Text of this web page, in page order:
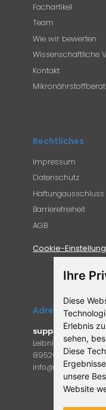
Ihre
Diese
Erlebnis
sehen,
Diese
unsere
Website
Fachartikel
Team
Wie wir bewerten
Wissenschaftliche
Kontakt
Rechtliches
Impressum
Datenschutz
Haftungausschluss
Barrierefreiheit
AGB
Cookie-
Adresse
supplemento.de
Leibniz-Campus 9
89520 Heidenheim
info@supple